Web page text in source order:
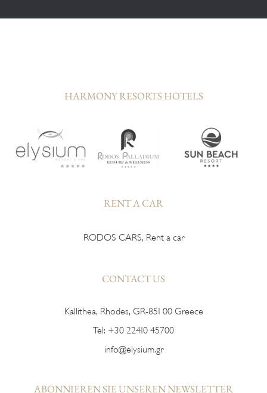
HARMONY RESORTS HOTELS
RENT A CAR
RODOS CARS, Rent a car
CONTACT US
Kallithea, Rhodes, GR-851 00 Greece
Tel: +30 22410 45700
info@elysium.gr
ABONNIEREN SIE UNSEREN NEWSLETTER